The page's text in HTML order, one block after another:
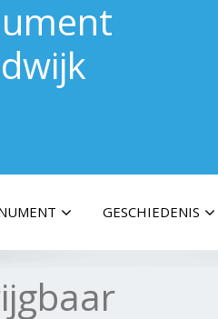
GESCHIEDENIS